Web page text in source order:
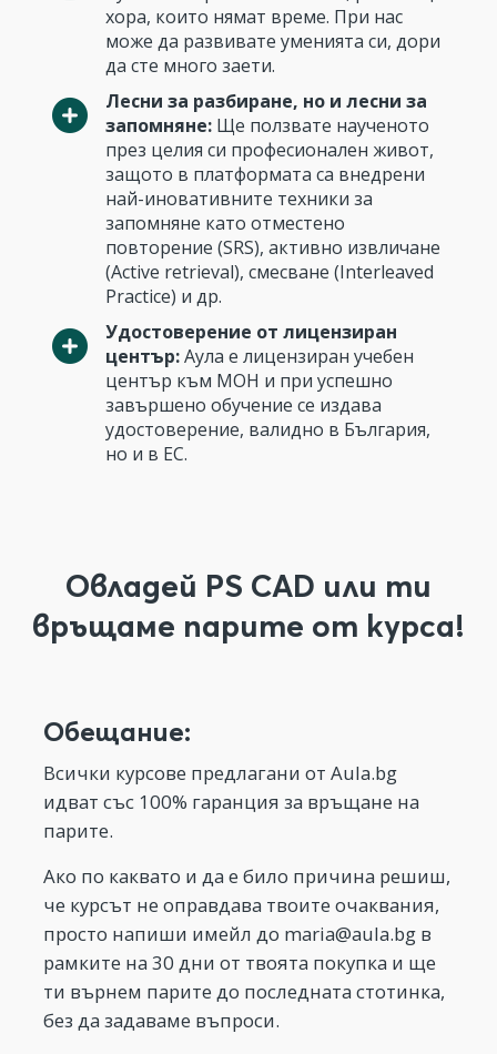
хора, които нямат време. При нас
може да развивате уменията си, дори
да сте много заети.
Лесни за разбиране, но и лесни за
запомняне: Ще ползвате наученото
през целия си професионален живот,
защото в платформата са внедрени
най-иновативните техники за
запомняне като отместено
повторение (SRS), активно извличане
(Active retrieval), смесване (Interleaved
Practice) и др.
Удостоверение от лицензиран
център:Аула е лицензиран учебен
център към МОН и при успешно
завършено обучение се издава
удостоверение, валидно в България,
но и в ЕС.
Овладей PS CAD или ти
връщаме парите от курса!
Обещание:
Всички курсове предлагани от Aula.bg
идват със 100% гаранция за връщане на
парите.
Ако по каквато и да е било причина решиш,
че курсът не оправдава твоите очаквания,
просто напиши имейл до maria@aula.bg в
рамките на 30 дни от твоята покупка и ще
ти върнем парите до последната стотинка,
без да задаваме въпроси.